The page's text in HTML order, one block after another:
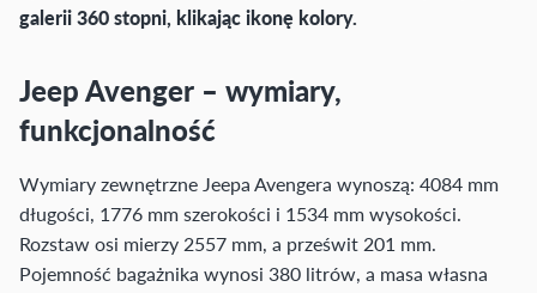
galerii 360 stopni, klikając ikonę kolory.
Jeep Avenger – wymiary,
funkcjonalność
Wymiary zewnętrzne Jeepa Avengera wynoszą: 4084 mm
długości, 1776 mm szerokości i 1534 mm wysokości.
Rozstaw osi mierzy 2557 mm, a prześwit 201 mm.
Pojemność bagażnika wynosi 380 litrów, a masa własna